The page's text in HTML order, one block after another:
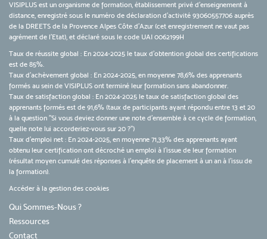
VISIPLUS est un organisme de formation, établissement privé d’enseignement à
distance, enregistré sous le numéro de déclaration d’activité 93060557706 auprès
de la DREETS de la Provence Alpes Côte d’Azur (cet enregistrement ne vaut pas
agrément de l’Etat), et déclaré sous le code UAI 0062199H
Taux de réussite global : En 2024-2025 le taux d'obtention global des certifications
est de 85%.
Taux d’achèvement global : En 2024-2025, en moyenne 78,6% des apprenants
formés au sein de VISIPLUS ont terminé leur formation sans abandonner.
Taux de satisfaction global : En 2024-2025 le taux de satisfaction global des
apprenants formés est de 91,6% (taux de participants ayant répondu entre 13 et 20
à la question "Si vous deviez donner une note d’ensemble à ce cycle de formation,
quelle note lui accorderiez-vous sur 20 ?")
Taux d’emploi net : En 2024-2025, en moyenne 71,33% des apprenants ayant
obtenu leur certification ont décroché un emploi à l'issue de leur formation
(résultat moyen cumulé des réponses à l'enquête de placement à un an à l'issu de
la formation).
Accéder à la gestion des cookies
Qui Sommes-Nous ?
Ressources
Contact